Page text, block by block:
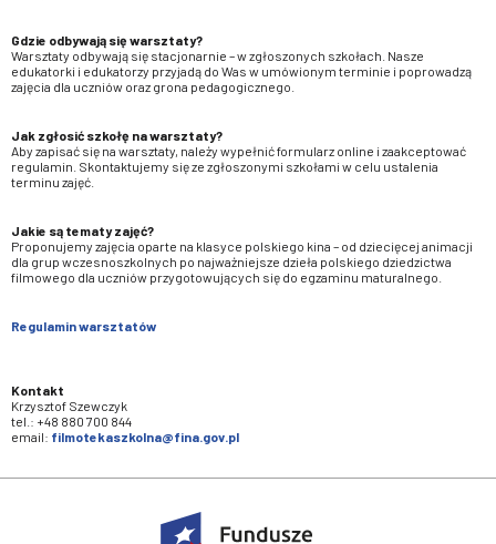
Gdzie odbywają się warsztaty?
Warsztaty odbywają się stacjonarnie – w zgłoszonych szkołach. Nasze
edukatorki i edukatorzy przyjadą do Was w umówionym terminie i poprowadzą
zajęcia dla uczniów oraz grona pedagogicznego.
Jak zgłosić szkołę na warsztaty?
Aby zapisać się na warsztaty, należy wypełnić formularz online i zaakceptować
regulamin. Skontaktujemy się ze zgłoszonymi szkołami w celu ustalenia
terminu zajęć.
Jakie są tematy zajęć?
Proponujemy zajęcia oparte na klasyce polskiego kina – od dziecięcej animacji
dla grup wczesnoszkolnych po najważniejsze dzieła polskiego dziedzictwa
filmowego dla uczniów przygotowujących się do egzaminu maturalnego.
Regulamin warsztatów
Kontakt
Krzysztof Szewczyk
tel.: +48 880 700 844
email: filmotekaszkolna@fina.gov.pl